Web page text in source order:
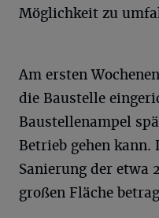
Möglichkeit zu
Am ersten
die Baustelle
Baustellenampel
Betrieb gehen kann.
Sanierung der etwa
großen Fläche